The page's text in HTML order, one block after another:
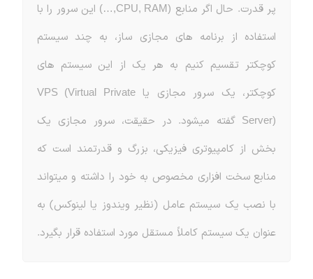
پر قدرت. حال اگر منابع (CPU, RAM,…)
این سرور را با
استفاده از برنامه های مجازی ساز، به چند سیستم
کوچکتر تقسیم کنیم به هر یک از این سیستم های
کوچکتر، یک سرور مجازی یا VPS (Virtual Private
Server) گفته میشود. در حقیقت، سرور مجازی یک
بخش از کامپیوتری فیزیکی، بزرگ و قدرتمند است که
منابع سخت افزاری مخصوص به خود را داشته و میتواند
با نصب یک سیستم عامل (نظیر ویندوز یا لینوکس) به
عنوان یک سیستم کاملاً مستقل مورد استفاده قرار بگیرد.